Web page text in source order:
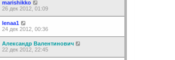
marishikko
26 дек 2012, 01:09
lenaa1
24 дек 2012, 00:36
Александр Валентинович
22 дек 2012, 22:45